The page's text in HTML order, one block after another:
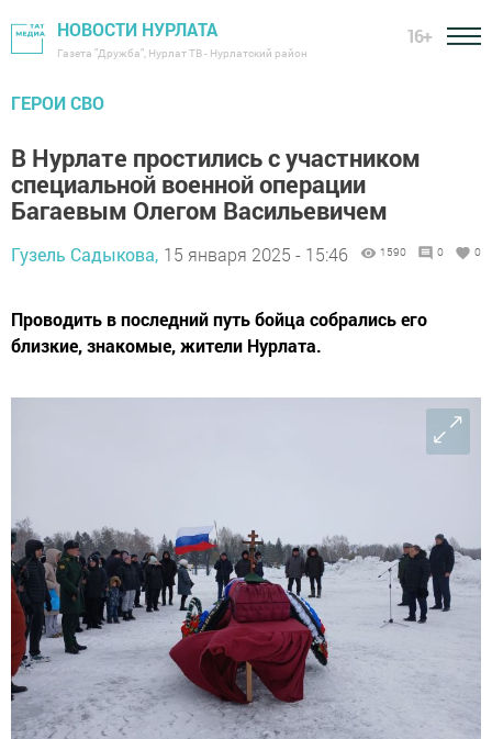
НОВОСТИ НУРЛАТА
Газета "Дружба", Нурлат ТВ - Нурлатский район
16+
ГЕРОИ СВО
В Нурлате простились с участником
специальной военной операции
Багаевым Олегом Васильевичем
Гузель Садыкова, 15 января 2025 - 15:46 1590 0 0
Проводить в последний путь бойца собрались его
близкие, знакомые, жители Нурлата.